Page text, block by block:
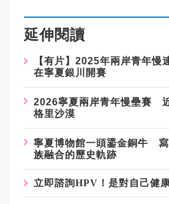
延伸閱讀
【有片】2025年兩岸青年慢
在寧夏銀川開賽
2026寧夏兩岸青年慢壘賽
格里沙漠
寧夏博物館一頭鎏金銅牛
族融合的歷史軌跡